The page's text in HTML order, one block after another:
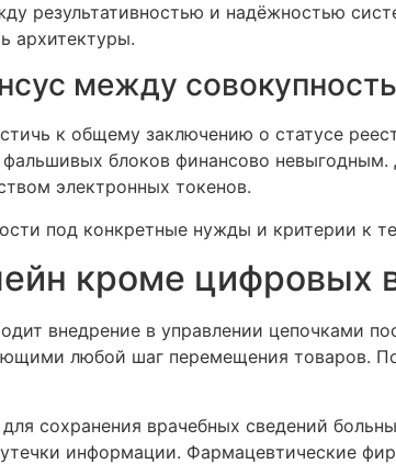
результативностью и надёжностью
архитектуры.
между
к общему заключению о статусе
блоков финансово
электронных токенов.
под конкретные нужды и критерии к
кроме цифровых
внедрение в управлении цепочками
любой шаг перемещения товаров.
сохранения врачебных сведений
информации. Фармацевтические